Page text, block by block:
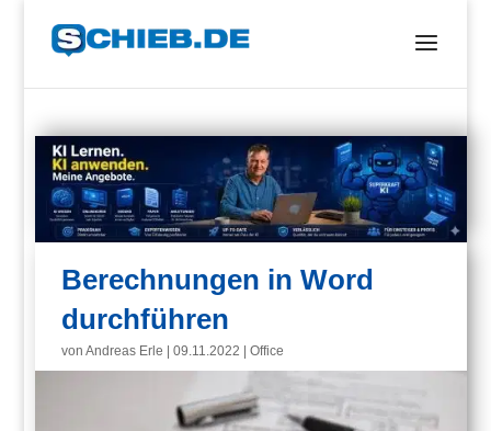
Berechnungen in Word
durchführen
vonAndreas Erle |09.11.2022 |Office